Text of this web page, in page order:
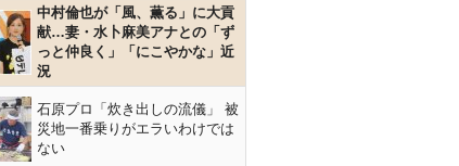
中村倫也が「風、薫る」に大貢
献…妻・水卜麻美アナとの「ず
っと仲良く」「にこやかな」近
況
石原プロ「炊き出しの流儀」 被
災地一番乗りがエラいわけでは
ない